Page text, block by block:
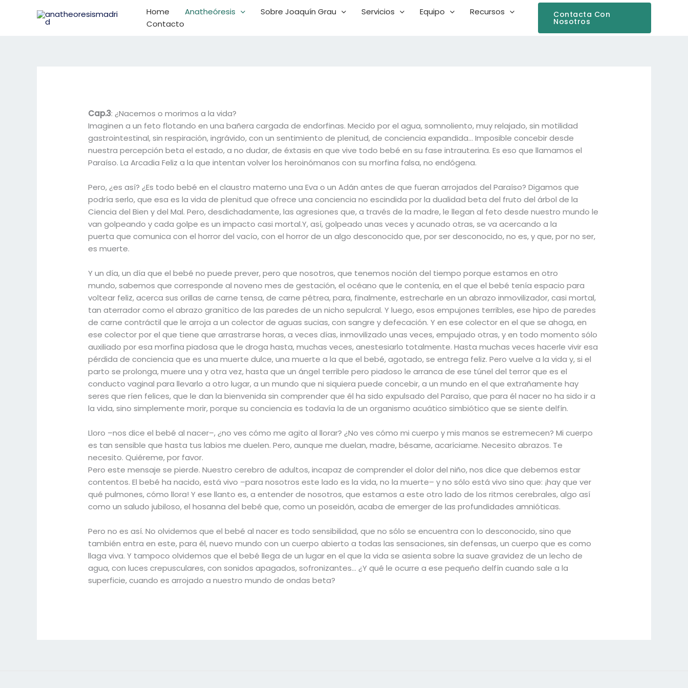
Home Anatheóresis Sobre Joaquín Grau Servicios Equipo
Recursos
Contacto
Contacta Con
Nosotros
Cap.3: ¿Nacemos o morimos a la vida?
Imaginen a un feto flotando en una bañera cargada de endorfinas. Mecido por el agua, somnoliento, muy relajado, sin motilidad
gastrointestinal, sin respiración, ingrávido, con un sentimiento de plenitud, de conciencia expandida… Imposible concebir desde
nuestra percepción beta el estado, a no dudar, de éxtasis en que vive todo bebé en su fase intrauterina. Es eso que llamamos el
Paraíso. La Arcadia Feliz a la que intentan volver los heroinómanos con su morfina falsa, no endógena.
Pero, ¿es así? ¿Es todo bebé en el claustro materno una Eva o un Adán antes de que fueran arrojados del Paraíso? Digamos que
podría serlo, que esa es la vida de plenitud que ofrece una conciencia no escindida por la dualidad beta del fruto del árbol de la
Ciencia del Bien y del Mal. Pero, desdichadamente, las agresiones que, a través de la madre, le llegan al feto desde nuestro mundo le
van golpeando y cada golpe es un impacto casi mortal.Y, así, golpeado unas veces y acunado otras, se va acercando a la
puerta que comunica con el horror del vacío, con el horror de un algo desconocido que, por ser desconocido, no es, y que, por no ser,
es muerte.
Y un día, un día que el bebé no puede prever, pero que nosotros, que tenemos noción del tiempo porque estamos en otro
mundo, sabemos que corresponde al noveno mes de gestación, el océano que le contenía, en el que el bebé tenía espacio para
voltear feliz, acerca sus orillas de carne tensa, de carne pétrea, para, finalmente, estrecharle en un abrazo inmovilizador, casi mortal,
tan aterrador como el abrazo granítico de las paredes de un nicho sepulcral. Y luego, esos empujones terribles, ese hipo de paredes
de carne contráctil que le arroja a un colector de aguas sucias, con sangre y defecación. Y en ese colector en el que se ahoga, en
ese colector por el que tiene que arrastrarse horas, a veces días, inmovilizado unas veces, empujado otras, y en todo momento sólo
auxiliado por esa morfina piadosa que le droga hasta, muchas veces, anestesiarlo totalmente. Hasta muchas veces hacerle vivir esa
pérdida de conciencia que es una muerte dulce, una muerte a la que el bebé, agotado, se entrega feliz. Pero vuelve a la vida y, si el
parto se prolonga, muere una y otra vez, hasta que un ángel terrible pero piadoso le arranca de ese túnel del terror que es el
conducto vaginal para llevarlo a otro lugar, a un mundo que ni siquiera puede concebir, a un mundo en el que extrañamente hay
seres que ríen felices, que le dan la bienvenida sin comprender que él ha sido expulsado del Paraíso, que para él nacer no ha sido ir a
la vida, sino simplemente morir, porque su conciencia es todavía la de un organismo acuático simbiótico que se siente delfín.
Lloro –nos dice el bebé al nacer–, ¿no ves cómo me agito al llorar? ¿No ves cómo mi cuerpo y mis manos se estremecen? Mi cuerpo
es tan sensible que hasta tus labios me duelen. Pero, aunque me duelan, madre, bésame, acaríciame. Necesito abrazos. Te
necesito. Quiéreme, por favor.
Pero este mensaje se pierde. Nuestro cerebro de adultos, incapaz de comprender el dolor del niño, nos dice que debemos estar
contentos. El bebé ha nacido, está vivo –para nosotros este lado es la vida, no la muerte– y no sólo está vivo sino que: ¡hay que ver
qué pulmones, cómo llora! Y ese llanto es, a entender de nosotros, que estamos a este otro lado de los ritmos cerebrales, algo así
como un saludo jubiloso, el hosanna del bebé que, como un poseidón, acaba de emerger de las profundidades amnióticas.
Pero no es así. No olvidemos que el bebé al nacer es todo sensibilidad, que no sólo se encuentra con lo desconocido, sino que
también entra en este, para él, nuevo mundo con un cuerpo abierto a todas las sensaciones, sin defensas, un cuerpo que es como
llaga viva. Y tampoco olvidemos que el bebé llega de un lugar en el que la vida se asienta sobre la suave gravidez de un lecho de
agua, con luces crepusculares, con sonidos apagados, sofronizantes… ¿Y qué le ocurre a ese pequeño delfín cuando sale a la
superficie, cuando es arrojado a nuestro mundo de ondas beta?